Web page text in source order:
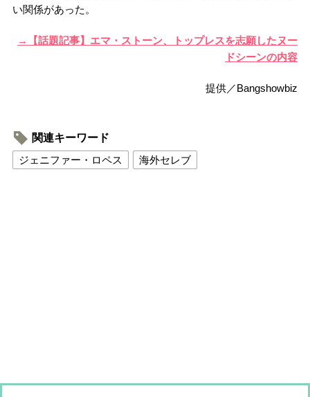
い関係があった。
→【話題記事】エマ・ストーン、トップレスを志願したヌー
ドシーンの内容
提供／Bangshowbiz
関連キーワード
ジェニファー・ロペス
海外セレブ